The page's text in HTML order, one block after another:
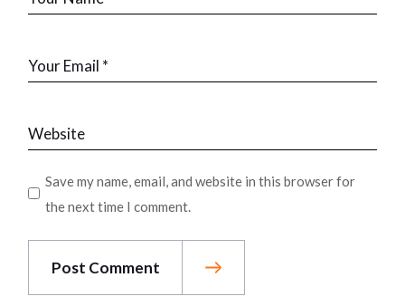
Save my name, email, and website in this browser for
the next time I comment.
Post Comment